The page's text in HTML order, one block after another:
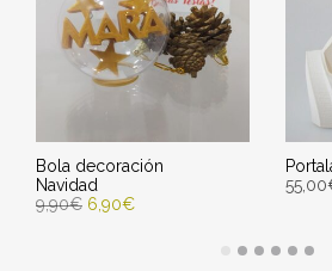
Bola decoración
Navidad
9,90€ 6,90€
SELECCIONAR OPCIONES
55,00